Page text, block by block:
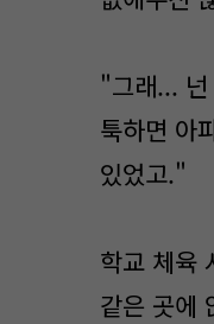
"그래...
툭하면 아
있었고."
학교 체육
같은 곳에